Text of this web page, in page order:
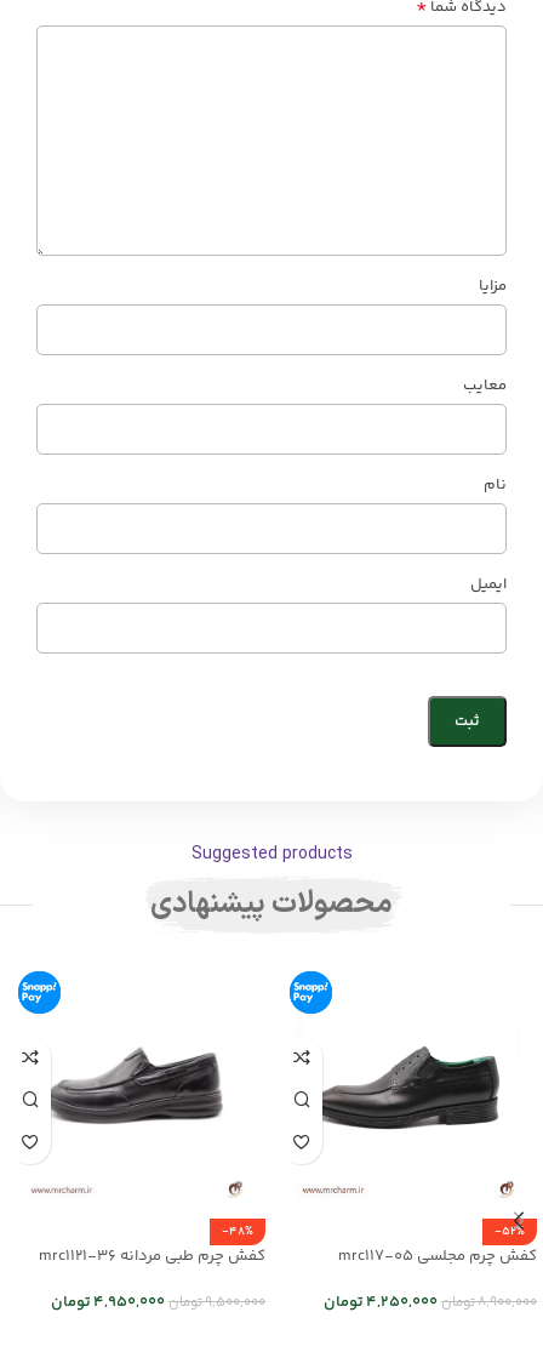
دیدگاه شما *
مزایا
معایب
نام
ایمیل
Suggested products
محصولات پیشنهادی
-52%
کفش چرم مجلسی mrc117-05
8,900,000تومان4,250,000تومان
-48%
کفش چرم طبی مردانه mrc1121-36
9,500,000تومان4,950,000تومان